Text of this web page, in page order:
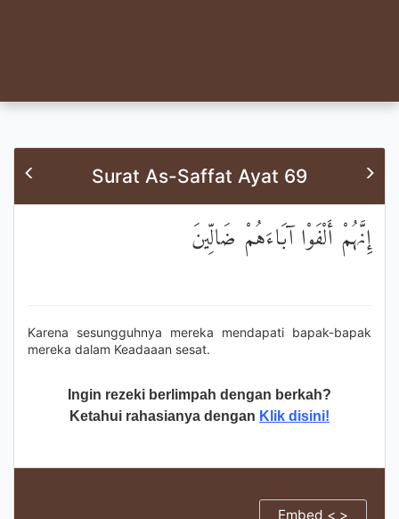
Surat As-Saffat Ayat 69
إِنَّهُمْ أَلْفَوْا آبَاءَهُمْ ضَالِّينَ
Karena sesungguhnya mereka mendapati bapak-bapak
mereka dalam Keadaaan sesat.
Ingin rezeki berlimpah dengan berkah?
Ketahui rahasianya dengan Klik disini!
Embed < >